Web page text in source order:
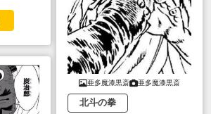
亜多魔漆黒斎 亜多魔漆黒斎
北斗の拳